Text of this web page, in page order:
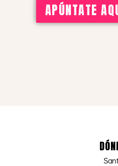
APÚNTATE